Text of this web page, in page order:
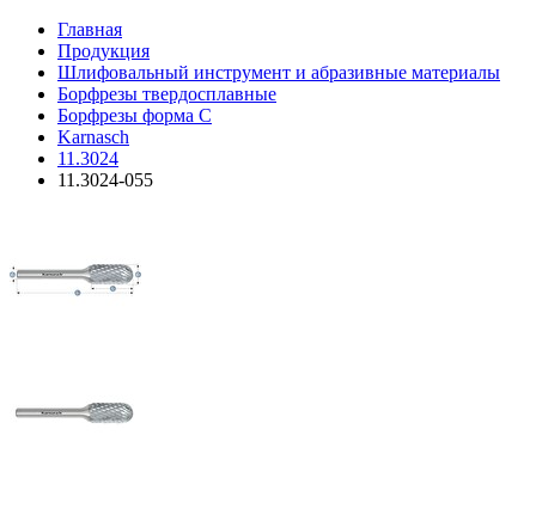
Главная
Продукция
Шлифовальный инструмент и абразивные материалы
Борфрезы твердосплавные
Борфрезы форма C
Karnasch
11.3024
11.3024-055